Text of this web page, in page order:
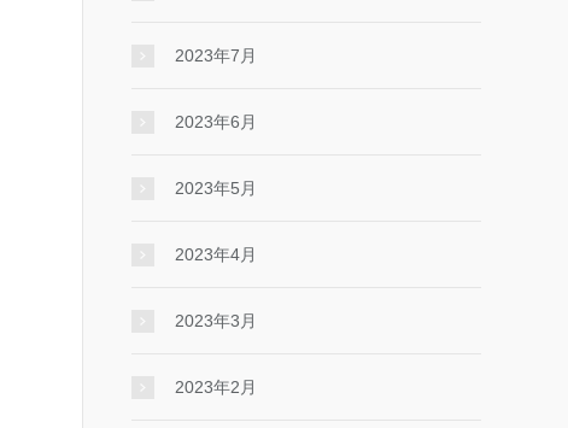
2023年7月
2023年6月
2023年5月
2023年4月
2023年3月
2023年2月